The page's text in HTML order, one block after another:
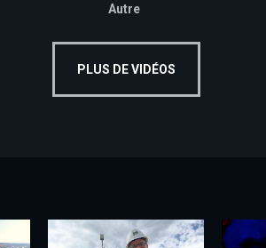
Autre
PLUS DE VIDÉOS